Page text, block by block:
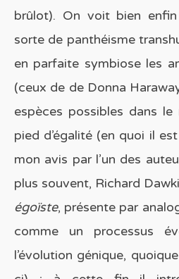
brûlot). On voit bien
sorte de panthéisme
en parfaite symbiose les
(ceux de de Donna
espèces possibles dans
pied d’égalité (en quoi il
mon avis par l’un des
plus souvent, Richard
égoïste, présente par
comme un processus
l’évolution génique,